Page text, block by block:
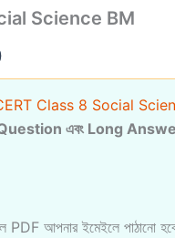
Science BM
is:
Class 8 Social
এবং Long
PDF আপনার ইমেইলে পাঠানো